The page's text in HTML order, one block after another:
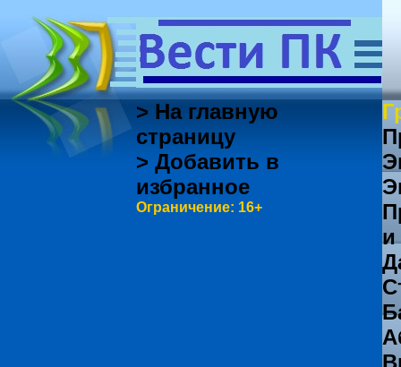
> На главную
страницу
> Добавить в
избранное
Ограничение: 16+